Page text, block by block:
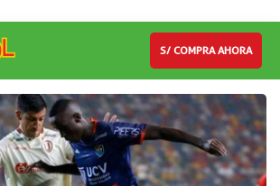
S/ COMPRA AHORA